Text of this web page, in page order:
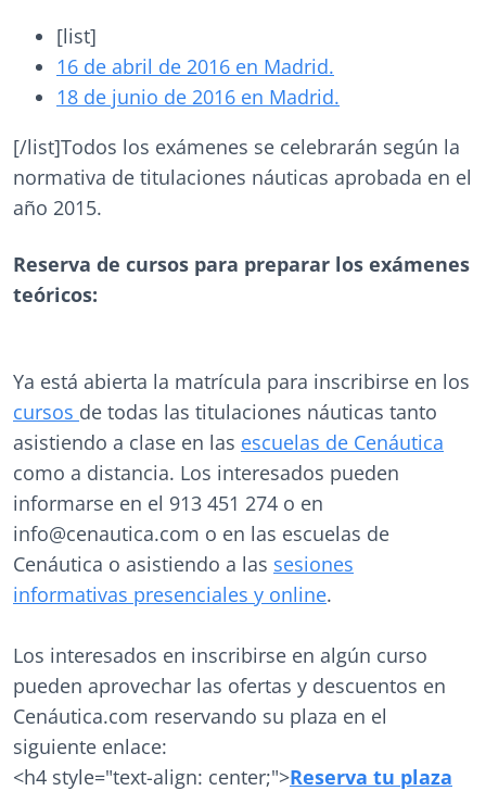
[list]
16 de abril de 2016 en Madrid.
18 de junio de 2016 en Madrid.
[/list]Todos los exámenes se celebrarán según la
normativa de titulaciones náuticas aprobada en el
año 2015.
Reserva de cursos para preparar los exámenes
teóricos:
Ya está abierta la matrícula para inscribirse en los
cursos de todas las titulaciones náuticas tanto
asistiendo a clase en las escuelas de Cenáutica
como a distancia. Los interesados pueden
informarse en el 913 451 274 o en
info@cenautica.com o en las escuelas de
Cenáutica o asistiendo a las sesiones
informativas presenciales y online.
Los interesados en inscribirse en algún curso
pueden aprovechar las ofertas y descuentos en
Cenáutica.com reservando su plaza en el
siguiente enlace:
<h4 style="text-align: center;">Reserva tu plaza